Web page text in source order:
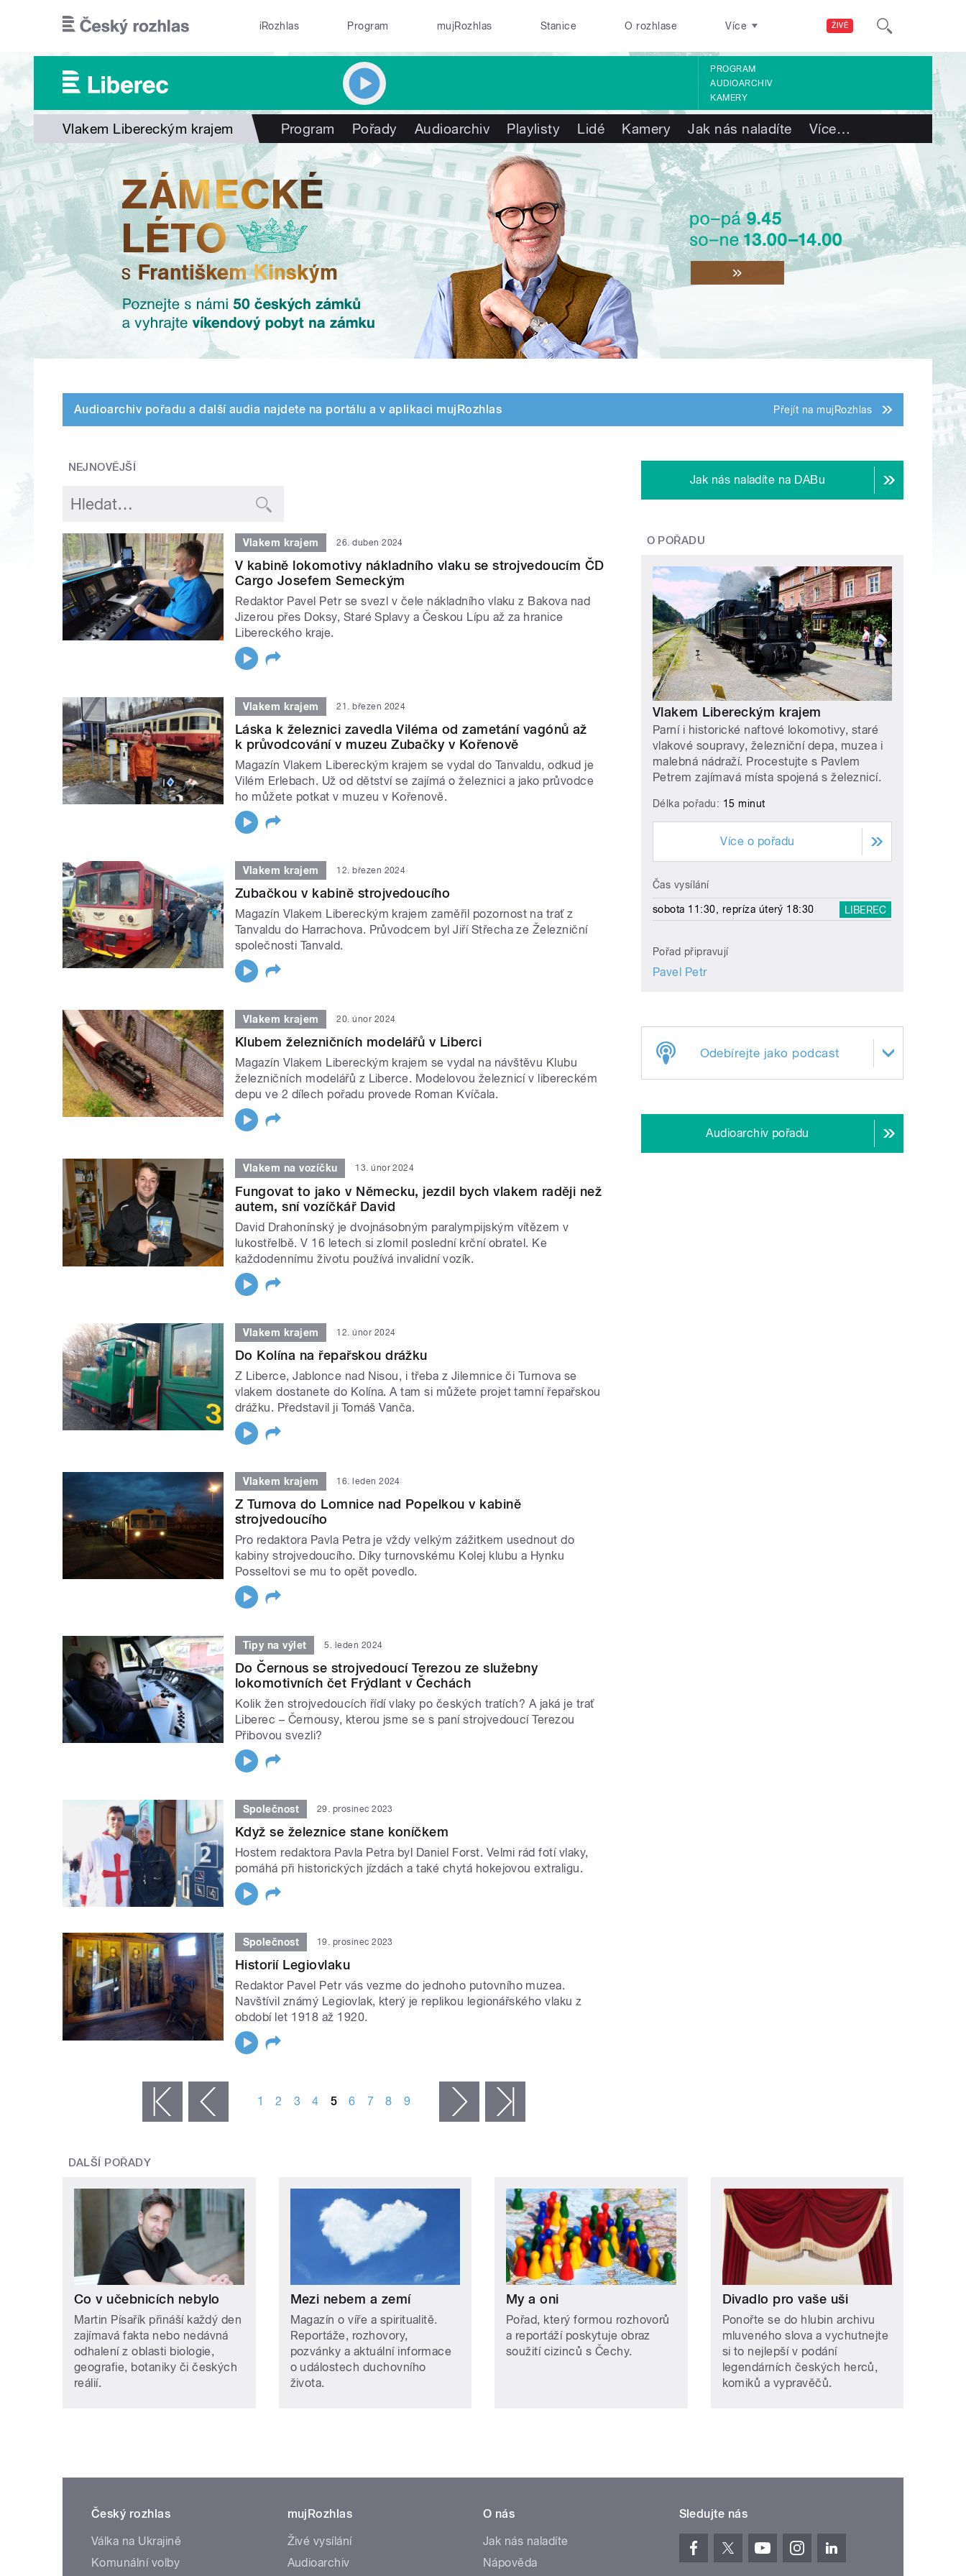
ŽIVĚ
iRozhlas Program mujRozhlas Stanice O rozhlase Více
PROGRAM
AUDIOARCHIV
KAMERY
Vlakem Libereckým krajem Program Pořady Audioarchiv Playlisty Lidé Kamery Jak nás naladíte Více…
Audioarchiv pořadu a další audia najdete na portálu a v aplikaci mujRozhlas Přejít na mujRozhlas
NEJNOVĚJŠÍ
Vlakem krajem 26. duben 2024
V kabině lokomotivy nákladního vlaku se strojvedoucím ČD
Cargo Josefem Semeckým
Redaktor Pavel Petr se svezl v čele nákladního vlaku z Bakova nad
Jizerou přes Doksy, Staré Splavy a Českou Lípu až za hranice
Libereckého kraje.
Vlakem krajem 21. březen 2024
Láska k železnici zavedla Viléma od zametání vagónů až
k průvodcování v muzeu Zubačky v Kořenově
Magazín Vlakem Libereckým krajem se vydal do Tanvaldu, odkud je
Vilém Erlebach. Už od dětství se zajímá o železnici a jako průvodce
ho můžete potkat v muzeu v Kořenově.
Vlakem krajem 12. březen 2024
Zubačkou v kabině strojvedoucího
Magazín Vlakem Libereckým krajem zaměřil pozornost na trať z
Tanvaldu do Harrachova. Průvodcem byl Jiří Střecha ze Železniční
společnosti Tanvald.
Vlakem krajem 20. únor 2024
Klubem železničních modelářů v Liberci
Magazín Vlakem Libereckým krajem se vydal na návštěvu Klubu
železničních modelářů z Liberce. Modelovou železnicí v libereckém
depu ve 2 dílech pořadu provede Roman Kvíčala.
Vlakem na vozíčku 13. únor 2024
Fungovat to jako v Německu, jezdil bych vlakem raději než
autem, sní vozíčkář David
David Drahonínský je dvojnásobným paralympijským vítězem v
lukostřelbě. V 16 letech si zlomil poslední krční obratel. Ke
každodennímu životu používá invalidní vozík.
Vlakem krajem 12. únor 2024
Do Kolína na řepařskou drážku
Z Liberce, Jablonce nad Nisou, i třeba z Jilemnice či Turnova se
vlakem dostanete do Kolína. A tam si můžete projet tamní řepařskou
drážku. Představil ji Tomáš Vanča.
Vlakem krajem 16. leden 2024
Z Turnova do Lomnice nad Popelkou v kabině
strojvedoucího
Pro redaktora Pavla Petra je vždy velkým zážitkem usednout do
kabiny strojvedoucího. Díky turnovskému Kolej klubu a Hynku
Posseltovi se mu to opět povedlo.
Tipy na výlet 5. leden 2024
Do Černous se strojvedoucí Terezou ze služebny
lokomotivních čet Frýdlant v Čechách
Kolik žen strojvedoucích řídí vlaky po českých tratích? A jaká je trať
Liberec – Černousy, kterou jsme se s paní strojvedoucí Terezou
Přibovou svezli?
Společnost 29. prosinec 2023
Když se železnice stane koníčkem
Hostem redaktora Pavla Petra byl Daniel Forst. Velmi rád fotí vlaky,
pomáhá při historických jízdách a také chytá hokejovou extraligu.
Společnost 19. prosinec 2023
Historií Legiovlaku
Redaktor Pavel Petr vás vezme do jednoho putovního muzea.
Navštívil známý Legiovlak, který je replikou legionářského vlaku z
období let 1918 až 1920.
‹ předchozí 1 2 3 4 5 6 7 8 9 následující ›
Jak nás naladíte na DABu
O POŘADU
Vlakem Libereckým krajem
Parní i historické naftové lokomotivy, staré
vlakové soupravy, železniční depa, muzea i
malebná nádraží. Procestujte s Pavlem
Petrem zajímavá místa spojená s železnicí.
Délka pořadu: 15 minut
Více o pořadu
Čas vysílání
sobota 11:30, repríza úterý 18:30 LIBEREC
Pořad připravují
Pavel Petr
Odebírejte jako podcast
Audioarchiv pořadu
DALŠÍ POŘADY
Co v učebnicích nebylo
Martin Písařík přináší každý den
zajímavá fakta nebo nedávná
odhalení z oblasti biologie,
geografie, botaniky či českých
reálií.
Mezi nebem a zemí
Magazín o víře a spiritualitě.
Reportáže, rozhovory,
pozvánky a aktuální informace
o událostech duchovního
života.
My a oni
Pořad, který formou rozhovorů
a reportáží poskytuje obraz
soužití cizinců s Čechy.
Divadlo pro vaše uši
Ponořte se do hlubin archivu
mluveného slova a vychutnejte
si to nejlepší v podání
legendárních českých herců,
komiků a vypravěčů.
Český rozhlas
Válka na Ukrajině
Komunální volby
mujRozhlas
Živé vysílání
Audioarchiv
O nás
Jak nás naladíte
Nápověda
Sledujte nás